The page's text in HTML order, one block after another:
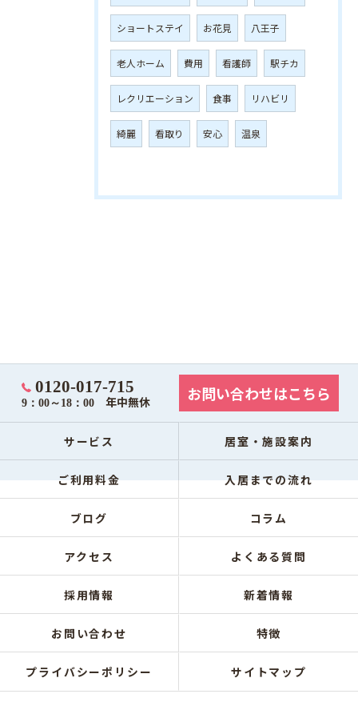
ショートステイ お花見 八王子
老人ホーム 費用 看護師 駅チカ
レクリエーション 食事 リハビリ
綺麗 看取り 安心 温泉
0120-017-715
9：00～18：00 年中無休 お問い合わせはこちら
サービス 居室・施設案内
ご利用料金 入居までの流れ
ブログ コラム
アクセス よくある質問
採用情報 新着情報
お問い合わせ 特徴
プライバシーポリシー サイトマップ